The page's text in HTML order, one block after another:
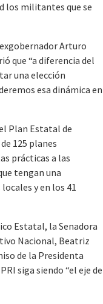
los militantes que se
Arturo
que “a diferencia del
una elección
esa dinámica en
Plan Estatal de
125 planes
prácticas a las
tengan una
y en los 41
Estatal, la Senadora
Nacional, Beatriz
de la Presidenta
siga siendo “el eje de